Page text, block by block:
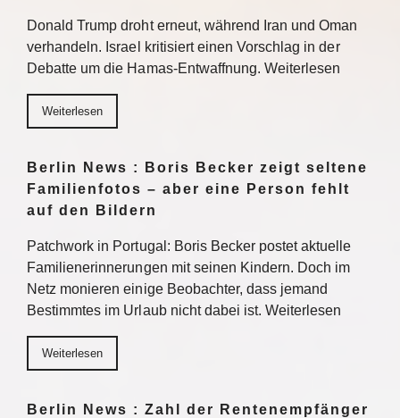
Donald Trump droht erneut, während Iran und Oman
verhandeln. Israel kritisiert einen Vorschlag in der
Debatte um die Hamas-Entwaffnung. Weiterlesen
Weiterlesen
Berlin News : Boris Becker zeigt seltene
Familienfotos – aber eine Person fehlt
auf den Bildern
Patchwork in Portugal: Boris Becker postet aktuelle
Familienerinnerungen mit seinen Kindern. Doch im
Netz monieren einige Beobachter, dass jemand
Bestimmtes im Urlaub nicht dabei ist. Weiterlesen
Weiterlesen
Berlin News : Zahl der Rentenempfänger